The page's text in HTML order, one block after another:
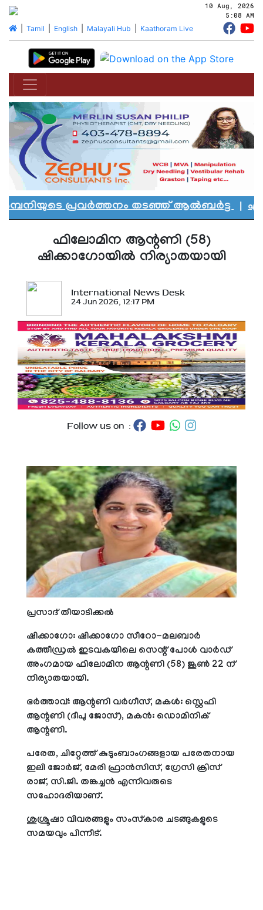
10 Aug, 2026
5:08 AM
| Tamil English| Malayali Hub Kaathoram Live
പ്രവർത്തനം തടഞ്ഞ് ആൽബർട്ട|
ഫിലോമിന ആന്റണി (58)
ഷിക്കാഗോയില്‍ നിര്യാതയായി
International News Desk
24 Jun 2026, 12:17 PM
Follow us on :
പ്രസാദ് തീയാടിക്കല്‍
ഷിക്കാഗോ: ഷിക്കാഗോ സീറോ-മലബാര്‍
കത്തീഡ്രല്‍ ഇടവകയിലെ സെന്റ് പോള്‍ വാര്‍ഡ്
അംഗമായ ഫിലോമിന ആന്റണി (58) ജൂണ്‍ 22 ന്
നിര്യാതയായി.
ഭര്‍ത്താവ്: ആന്റണി വര്‍ഗീസ്, മകള്‍: സ്റ്റെഫി
ആന്റണി (ദീപു ജോസ്), മകന്‍: ഡൊമിനിക്
ആന്റണി.
പരേത, ചിറ്റേത്ത് കുടുംബാംഗങ്ങളായ പരേതനായ
ഇലി ജോര്‍ജ്, മേരി ഫ്രാന്‍സിസ്, ഗ്രേസി ക്രിസ്
രാജ്, സി.ജി. തങ്കച്ചന്‍ എന്നിവരുടെ
സഹോദരിയാണ്.
ശുശ്രൂഷാ വിവരങ്ങളും സംസ്‌കാര ചടങ്ങുകളുടെ
സമയവും പിന്നീട്.